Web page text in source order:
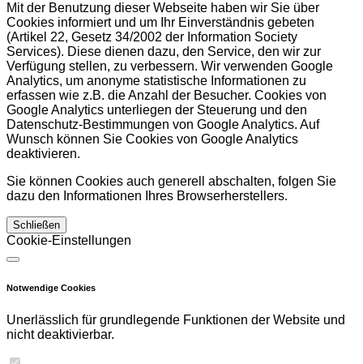
Mit der Benutzung dieser Webseite haben wir Sie über
Cookies informiert und um Ihr Einverständnis gebeten
(Artikel 22, Gesetz 34/2002 der Information Society
Services). Diese dienen dazu, den Service, den wir zur
Verfügung stellen, zu verbessern. Wir verwenden Google
Analytics, um anonyme statistische Informationen zu
erfassen wie z.B. die Anzahl der Besucher. Cookies von
Google Analytics unterliegen der Steuerung und den
Datenschutz-Bestimmungen von Google Analytics. Auf
Wunsch können Sie Cookies von Google Analytics
deaktivieren.
Sie können Cookies auch generell abschalten, folgen Sie
dazu den Informationen Ihres Browserherstellers.
Schließen
Cookie-Einstellungen
Notwendige Cookies
Unerlässlich für grundlegende Funktionen der Website und
nicht deaktivierbar.